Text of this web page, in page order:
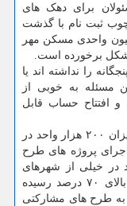
برای دهک های
ثبت نام با گذشت
سال همانند طرح فرسایشی ۲.۲ میلیون واحدی مسکن مهر
را نداشته اند یا
مسئله به خوبی از
افتتاح حساب قابل
بخش اعظم واحدهای برنامه ریزی شده به میزان ۲۰۰ هزار واحد در
پروژه های طرح
میزان ۱۴۲ هزار واحد در خیلی از شهرهای
جدید شروع شده و در مواردی به پیشرفت بالای ۷۰ درصد رسیده
طرح های مشارکتی